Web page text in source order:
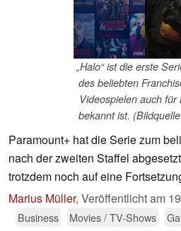
„Halo“ ist die erste
des beliebten
Videospielen auch
bekannt ist.
Paramount+ hat die Serie zum
nach der zweiten Staffel
trotzdem noch auf eine
Marius Müller, Veröffentlicht am
Business Movies / TV-Shows